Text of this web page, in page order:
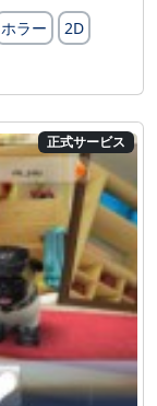
ホラー
2D
正式サービス